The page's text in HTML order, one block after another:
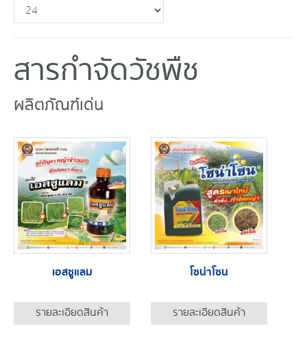
สารกำจัดวัชพืช
ผลิตภัณฑ์เด่น
เอสซูแลม
รายละเอียดสินค้า
โซน่าโซน
รายละเอียดสินค้า